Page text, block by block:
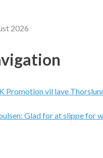
2026
Promotion vil lave
Glad for at slippe for